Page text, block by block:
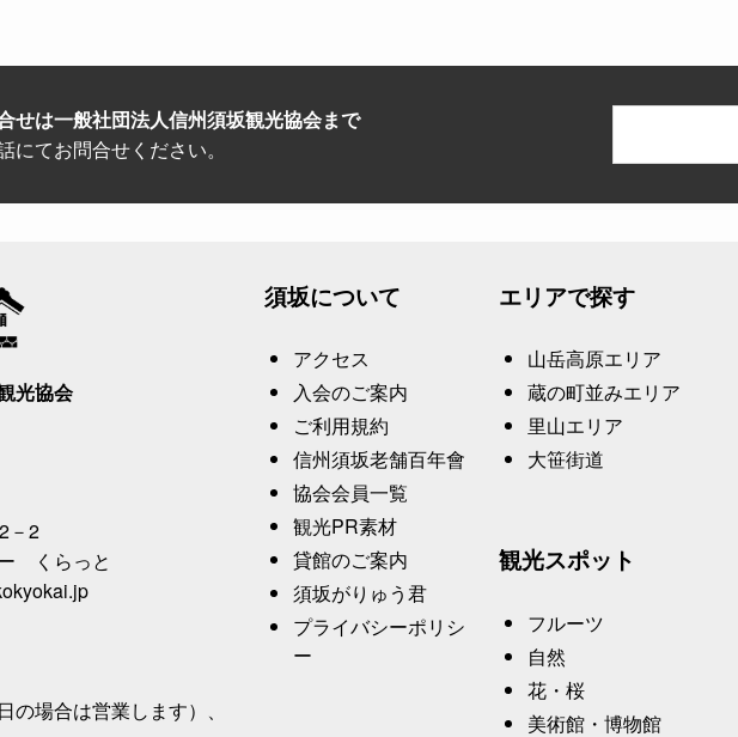
せは一般社団法人信州須坂観光協会まで
てお問合せください。
光協会
－2
くらっと
場合は営業します）、
須坂について
アクセス
入会のご案内
ご利用規約
信州須坂老舗百年會
協会会員一覧
観光PR素材
貸館のご案内
須坂がりゅう君
プライバシーポリシ
ー
エリアで探す
山岳高原エリア
蔵の町並みエリア
里山エリア
大笹街道
観光スポット
フルーツ
自然
花・桜
美術館・博物館